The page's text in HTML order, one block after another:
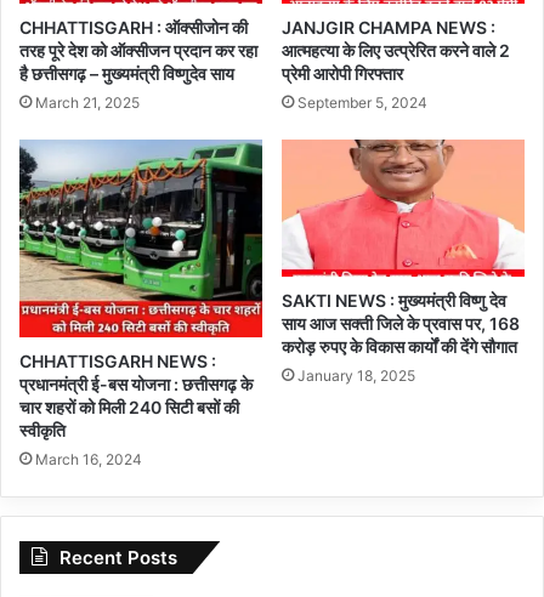
CHHATTISGARH : ऑक्सीजोन की
तरह पूरे देश को ऑक्सीजन प्रदान कर रहा
है छत्तीसगढ़ – मुख्यमंत्री विष्णुदेव साय
March 21, 2025
JANJGIR CHAMPA NEWS :
आत्महत्या के लिए उत्प्रेरित करने वाले 2
प्रेमी आरोपी गिरफ्तार
September 5, 2024
CHHATTISGARH NEWS :
प्रधानमंत्री ई-बस योजना : छत्तीसगढ़ के
चार शहरों को मिली 240 सिटी बसों की
स्वीकृति
March 16, 2024
SAKTI NEWS : मुख्यमंत्री विष्णु देव
साय आज सक्ती जिले के प्रवास पर, 168
करोड़ रुपए के विकास कार्यों की देंगे सौगात
January 18, 2025
Recent Posts